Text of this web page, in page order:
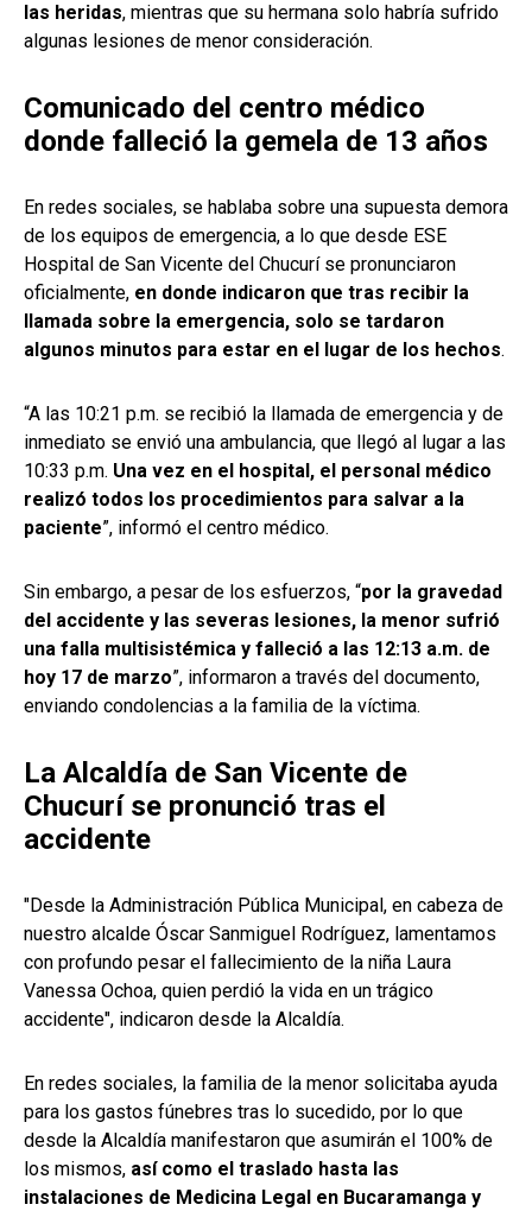
las heridas, mientras que su hermana solo habría sufrido
algunas lesiones de menor consideración.
Comunicado del centro médico
donde falleció la gemela de 13 años
En redes sociales, se hablaba sobre una supuesta demora
de los equipos de emergencia, a lo que desde ESE
Hospital de San Vicente del Chucurí se pronunciaron
oficialmente, en donde indicaron que tras recibir la
llamada sobre la emergencia, solo se tardaron
algunos minutos para estar en el lugar de los hechos.
“A las 10:21 p.m. se recibió la llamada de emergencia y de
inmediato se envió una ambulancia, que llegó al lugar a las
10:33 p.m. Una vez en el hospital, el personal médico
realizó todos los procedimientos para salvar a la
paciente”, informó el centro médico.
Sin embargo, a pesar de los esfuerzos, “por la gravedad
del accidente y las severas lesiones, la menor sufrió
una falla multisistémica y falleció a las 12:13 a.m. de
hoy 17 de marzo”, informaron a través del documento,
enviando condolencias a la familia de la víctima.
La Alcaldía de San Vicente de
Chucurí se pronunció tras el
accidente
"Desde la Administración Pública Municipal, en cabeza de
nuestro alcalde Óscar Sanmiguel Rodríguez, lamentamos
con profundo pesar el fallecimiento de la niña Laura
Vanessa Ochoa, quien perdió la vida en un trágico
accidente", indicaron desde la Alcaldía.
En redes sociales, la familia de la menor solicitaba ayuda
para los gastos fúnebres tras lo sucedido, por lo que
desde la Alcaldía manifestaron que asumirán el 100% de
los mismos, así como el traslado hasta las
instalaciones de Medicina Legal en Bucaramanga y